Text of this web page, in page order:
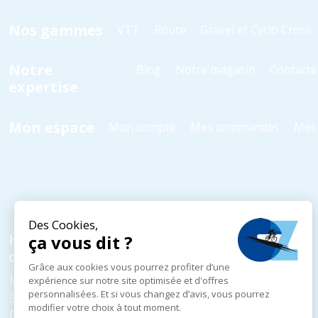
Nos gammes VTT Route Gravel et Cyclo Cross
Notre
expertise
Blog Notre magasin
Mon espace Mon compte Mes commandes
Horaires
d'ouverture
Mardi au Vendredi 10h - 18h30
Samedi
10h - 18h00